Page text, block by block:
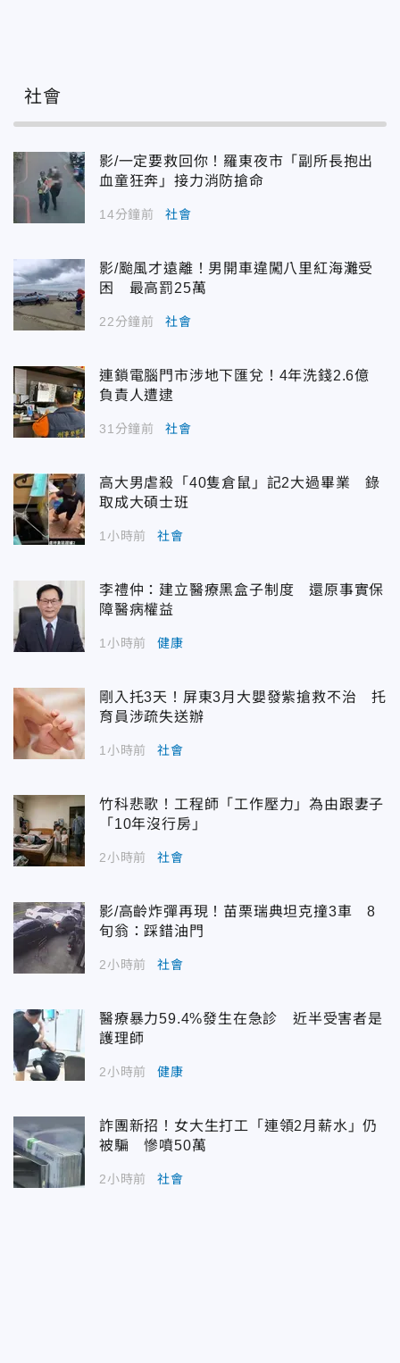
社會
影/一定要救回你！羅東夜市「副所長抱出
血童狂奔」接力消防搶命
14分鐘前 社會
影/颱風才遠離！男開車違闖八里紅海灘受
困 最高罰25萬
22分鐘前 社會
連鎖電腦門市涉地下匯兌！4年洗錢2.6億
負責人遭逮
31分鐘前 社會
高大男虐殺「40隻倉鼠」記2大過畢業 錄
取成大碩士班
1小時前 社會
李禮仲：建立醫療黑盒子制度 還原事實保
障醫病權益
1小時前 健康
剛入托3天！屏東3月大嬰發紫搶救不治 托
育員涉疏失送辦
1小時前 社會
竹科悲歌！工程師「工作壓力」為由跟妻子
「10年沒行房」
2小時前 社會
影/高齡炸彈再現！苗栗瑞典坦克撞3車 8
旬翁：踩錯油門
2小時前 社會
醫療暴力59.4%發生在急診 近半受害者是
護理師
2小時前 健康
詐團新招！女大生打工「連領2月薪水」仍
被騙 慘噴50萬
2小時前 社會